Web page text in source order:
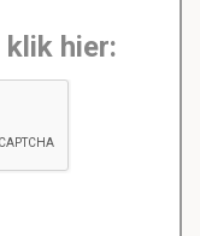
klik hier: